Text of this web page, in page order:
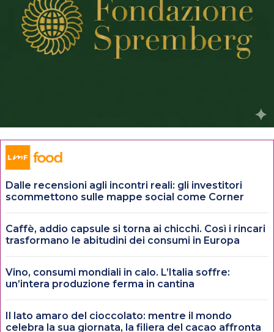
Dalle recensioni agli incontri reali: gli investitori
scommettono sulle mappe social come Corner
Caffè, addio capsule si torna ai chicchi. Così i rincari
trasformano le abitudini dei consumi in Europa
Vino, consumi mondiali in calo. L’Italia soffre:
un’intera produzione ferma in cantina
Il lato amaro del cioccolato: mentre il mondo
celebra la sua giornata, la filiera del cacao affronta